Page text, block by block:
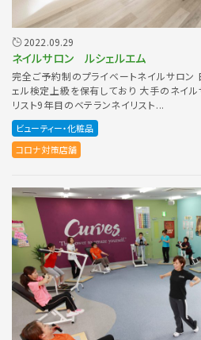
2022.09.29
ネイルサロン ルシェルエム
完全ご予約制のプライベートネイルサロン
ェル検定上級を保有しており 大手のネイ
リスト9年目のベテランネイリスト...
ビューティー・化粧品
コロナ対策店舗